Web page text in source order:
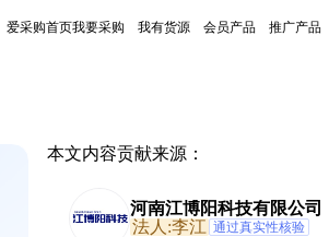
爱采购首页我要采购 我有货源 会员产品 推广产品
本文内容贡献来源：
河南江博阳科技有限公司
法人:李江 通过真实性核验